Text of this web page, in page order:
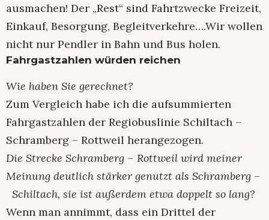
ausmachen! Der „Rest“ sind Fahrtzwecke Freizeit,
Einkauf, Besorgung, Begleitverkehre….Wir wollen
nicht nur Pendler in Bahn und Bus holen.
Fahrgastzahlen würden reichen
Wie haben Sie gerechnet?
Zum Vergleich habe ich die aufsummierten
Fahrgastzahlen der Regiobuslinie Schiltach –
Schramberg – Rottweil herangezogen.
Die Strecke Schramberg – Rottweil wird meiner
Meinung deutlich stärker genutzt als Schramberg –
Schiltach, sie ist außerdem etwa doppelt so lang?
Wenn man annimmt, dass ein Drittel der